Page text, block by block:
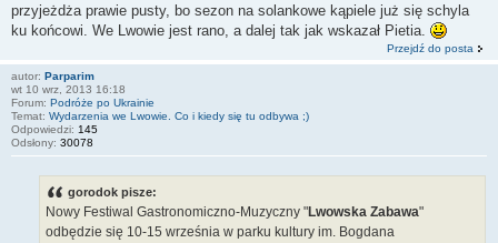
przyjeżdża prawie pusty, bo sezon na solankowe kąpiele już się schyla
ku końcowi. We Lwowie jest rano, a dalej tak jak wskazał Pietia.
Przejdź do posta
autor: Parparim
wt 10 wrz, 2013 16:18
Forum: Podróże po Ukrainie
Temat: Wydarzenia we Lwowie. Co i kiedy się tu odbywa ;)
Odpowiedzi: 145
Odsłony: 30078
gorodok pisze:
Nowy Festiwal Gastronomiczno-Muzyczny "Lwowska Zabawa"
odbędzie się 10-15 września w parku kultury im. Bogdana